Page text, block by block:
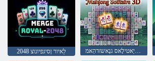
2048 לַאיור ןסיגפיונוצ ד 3 עריַאטילָאס גנָאשזדהַאמ